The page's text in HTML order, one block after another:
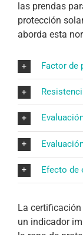
las prendas
protección
aborda esta
Factor de
Efecto de
La
un indicador